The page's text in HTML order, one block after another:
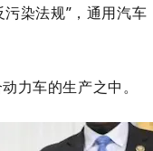
染法规”， 通用汽车
力车的生产之中。